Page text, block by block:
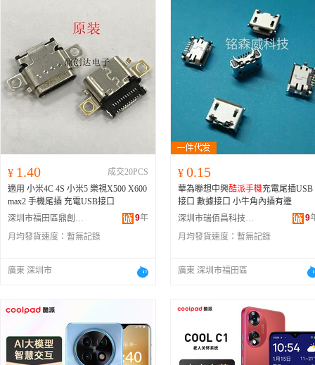
¥ 1.40
成交20PCS
適用 小米4C 4S 小米5 樂視X500 X600
max2 手機尾插 充電USB接口
深圳市福田區鼎創達電子經營部
9年
月均發貨速度： 暫無記錄
廣東 深圳市
¥ 0.15
華為聯想中興酷派手機充電尾插USB
接口 數據接口 小牛角內插有邊
深圳市瑞佰昌科技有限公司
9
月均發貨速度： 暫無記錄
廣東 深圳市福田區